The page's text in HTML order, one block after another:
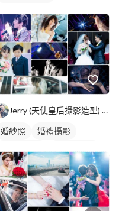
Jerry (天使皇后攝影造型) 台北/高雄
婚紗照
婚禮攝影
婚禮平面攝影